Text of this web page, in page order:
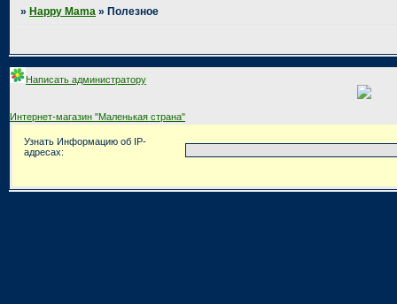
» Happy Mama » Полезное
Написать администратору
Интернет-магазин "Маленькая страна"
Узнать Информацию об IP-
адресах: